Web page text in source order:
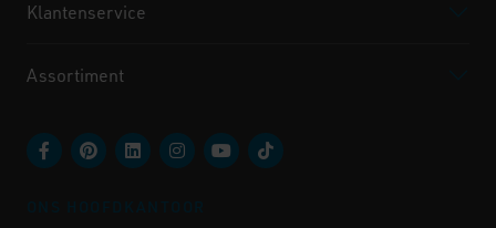
Klantenservice
Assortiment